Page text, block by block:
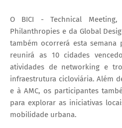
O BICI - Technical
Philanthropies e da Global
também ocorrerá esta semana
reunirá as 10 cidades
atividades de networking e
infraestrutura cicloviária. Além
e à AMC, os participantes
para explorar as iniciativas
mobilidade urbana.